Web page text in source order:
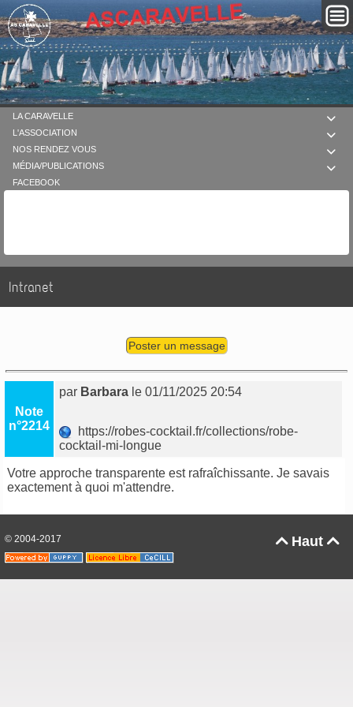

LA CARAVELLE

L'ASSOCIATION

NOS RENDEZ VOUS

MÉDIA/PUBLICATIONS
FACEBOOK
Intranet
Poster un message
Note
n°2214
par Barbara le 01/11/2025 20:54
https://robes-cocktail.fr/collections/robe-
cocktail-mi-longue
Votre approche transparente est rafraîchissante. Je savais
exactement à quoi m'attendre.
Haut 
© 2004-2017